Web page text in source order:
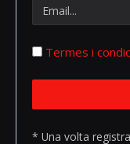
Termes i
* Una volta